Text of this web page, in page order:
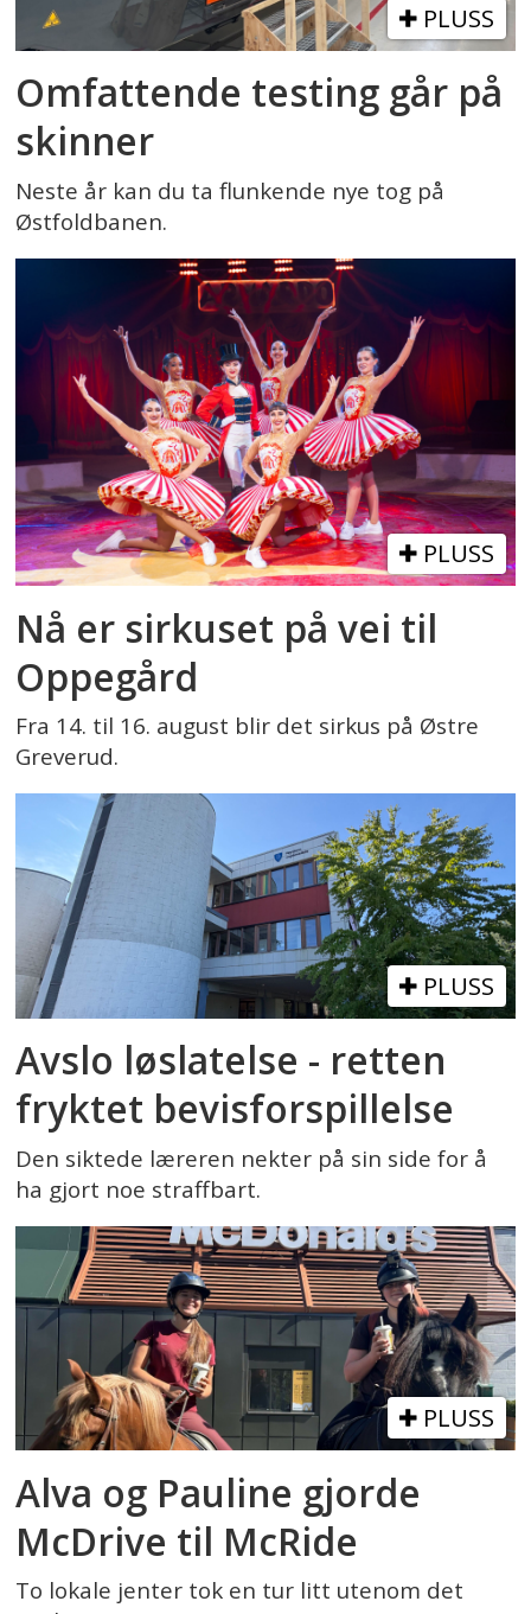
PLUSS
Omfattende testing går på
skinner
Neste år kan du ta flunkende nye tog på
Østfoldbanen.
PLUSS
Nå er sirkuset på vei til
Oppegård
Fra 14. til 16. august blir det sirkus på Østre
Greverud.
PLUSS
Avslo løslatelse - retten
fryktet bevisforspillelse
Den siktede læreren nekter på sin side for å
ha gjort noe straffbart.
PLUSS
Alva og Pauline gjorde
McDrive til McRide
To lokale jenter tok en tur litt utenom det